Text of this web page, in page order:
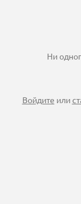
Ни
Войдите или